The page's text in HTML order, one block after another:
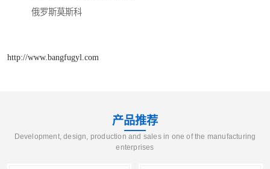
俄罗斯莫斯科
http://www.bangfugyl.com
产品推荐
Development, design, production and sales in one of the manufacturing
enterprises